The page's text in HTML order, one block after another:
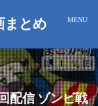
まとめ
配信 ゾンビ戦